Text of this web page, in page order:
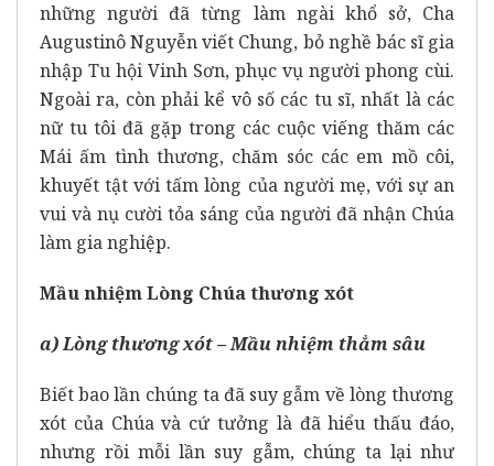
những người đã từng làm ngài khổ sở, Cha
Augustinô Nguyễn viết Chung, bỏ nghề bác sĩ gia
nhập Tu hội Vinh Sơn, phục vụ người phong cùi.
Ngoài ra, còn phải kể vô số các tu sĩ, nhất là các
nữ tu tôi đã gặp trong các cuộc viếng thăm các
Mái ấm tình thương, chăm sóc các em mồ côi,
khuyết tật với tấm lòng của người mẹ, với sự an
vui và nụ cười tỏa sáng của người đã nhận Chúa
làm gia nghiệp.
Mầu nhiệm Lòng Chúa thương xót
a) Lòng thương xót – Mầu nhiệm thẳm sâu
Biết bao lần chúng ta đã suy gẫm về lòng thương
xót của Chúa và cứ tưởng là đã hiểu thấu đáo,
nhưng rồi mỗi lần suy gẫm, chúng ta lại như